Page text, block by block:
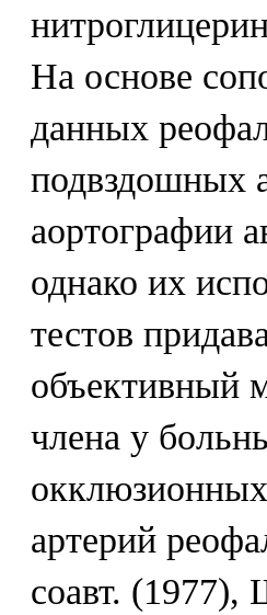
На основе
данных
подвздошных
аортографии
однако их
тестов
объективный
члена у
артерий
соавт. (1977),